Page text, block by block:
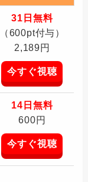
31日無料
（600pt付与）
2,189円
今すぐ視聴
14日無料
600円
今すぐ視聴